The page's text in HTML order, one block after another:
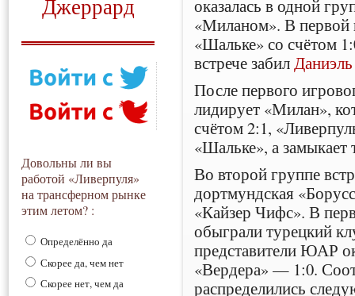
Джеррард
Довольны ли вы
работой «Ливерпуля»
на трансферном рынке
этим летом? :
Определённо да
Скорее да, чем нет
Скорее нет, чем да
оказалась в одной
«Миланом». В первой
«Шальке» со счётом
встрече забил
После первого
лидирует «Милан»,
счётом 2:1,
«Шальке», а замыкает
Во второй группе
дортмундская
«Кайзер Чифс». В
обыграли турецкий
представители ЮАР
«Вердера» — 1:0.
распределились